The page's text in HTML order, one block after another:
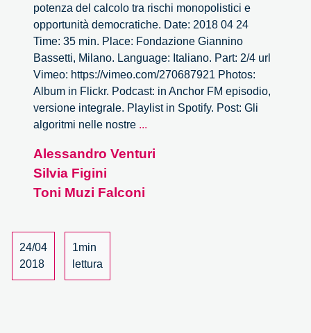
potenza del calcolo tra rischi monopolistici e
opportunità democratiche. Date: 2018 04 24
Time: 35 min. Place: Fondazione Giannino
Bassetti, Milano. Language: Italiano. Part: 2/4 url
Vimeo: https://vimeo.com/270687921 Photos:
Album in Flickr. Podcast: in Anchor FM episodio,
versione integrale. Playlist in Spotify. Post: Gli
algoritmi nelle nostre ...
nelle
Alessandro Venturi
Silvia Figini
Toni Muzi Falconi
24/04
2018
1min
lettura